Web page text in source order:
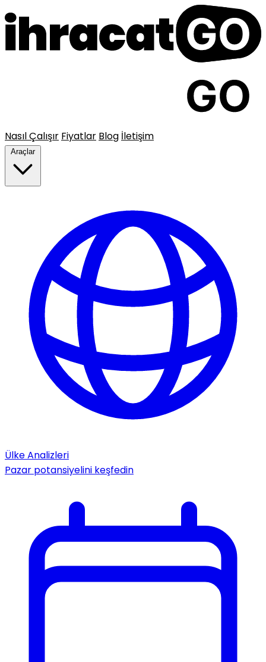
Nasıl Çalışır Fiyatlar Blog İletişim
Araçlar
Ülke Analizleri
Pazar potansiyelini keşfedin